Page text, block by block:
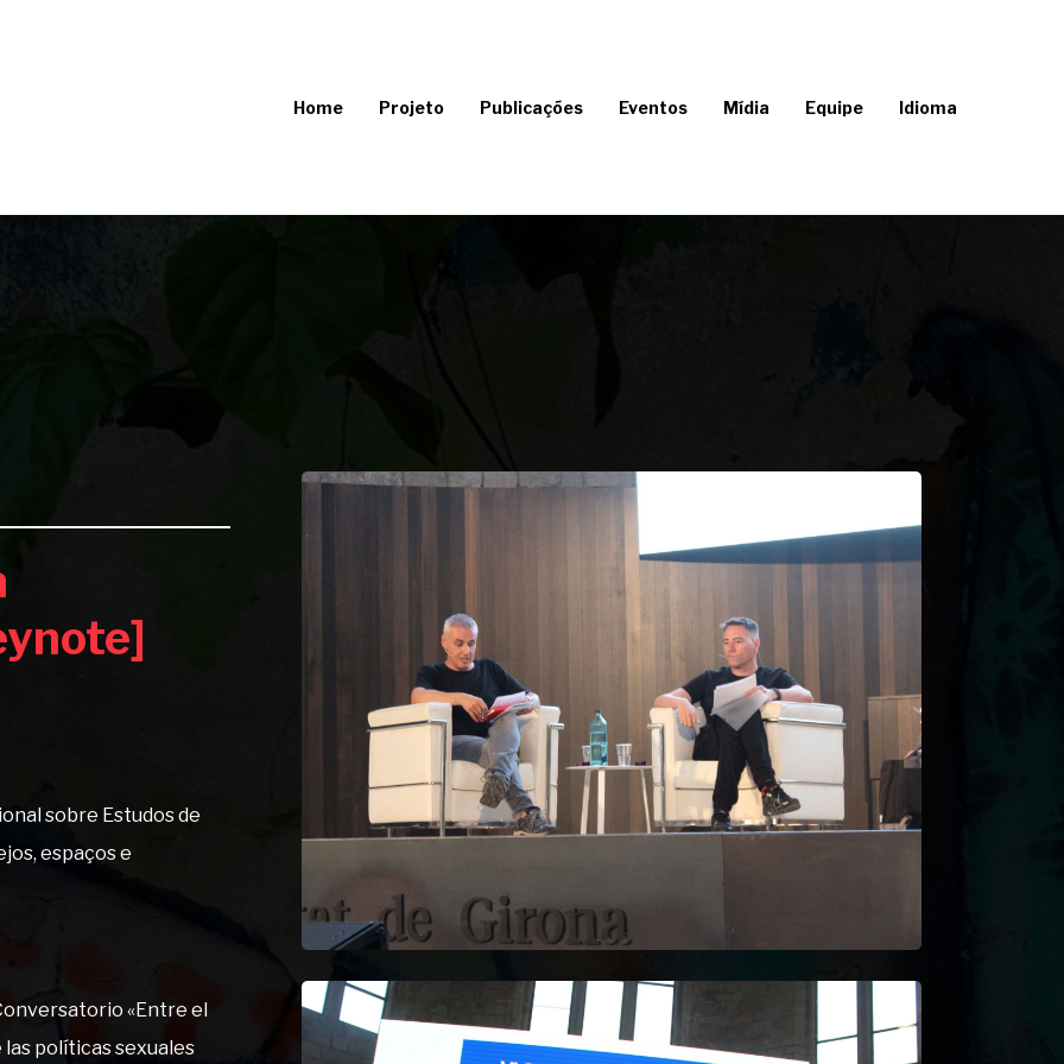
Home Projeto Publicações Eventos Mídia Equipe Idioma
sobre Estudos de
espaços e
«Entre el
políticas sexuales